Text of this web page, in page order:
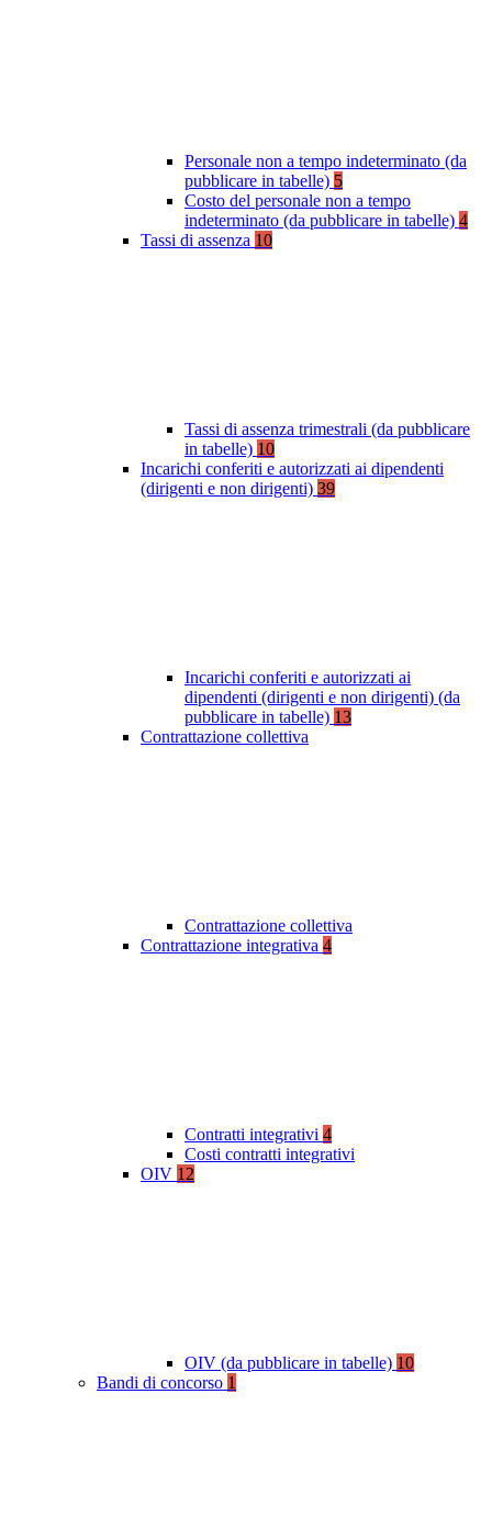
Personale non a tempo indeterminato (da
pubblicare in tabelle) 5
Costo del personale non a tempo
indeterminato (da pubblicare in tabelle) 4
Tassi di assenza 10
Tassi di assenza trimestrali (da pubblicare
in tabelle) 10
Incarichi conferiti e autorizzati ai dipendenti
(dirigenti e non dirigenti) 39
Incarichi conferiti e autorizzati ai
dipendenti (dirigenti e non dirigenti) (da
pubblicare in tabelle) 13
Contrattazione collettiva
Contrattazione collettiva
Contrattazione integrativa 4
Contratti integrativi 4
Costi contratti integrativi
OIV 12
OIV (da pubblicare in tabelle) 10
Bandi di concorso 1